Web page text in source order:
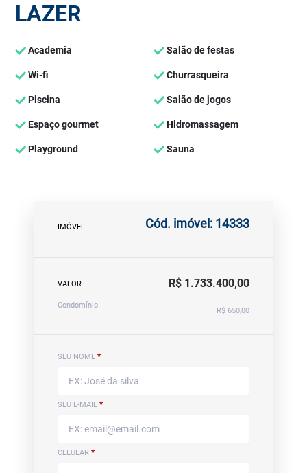
LAZER
Academia Salão de festas
Wi-fi Churrasqueira
Piscina Salão de jogos
Espaço gourmet Hidromassagem
Playground Sauna
IMÓVEL Cód. imóvel: 14333
VALOR R$ 1.733.400,00
Condomínio
R$ 650,00
SEU NOME *
SEU E-MAIL *
CELULAR *